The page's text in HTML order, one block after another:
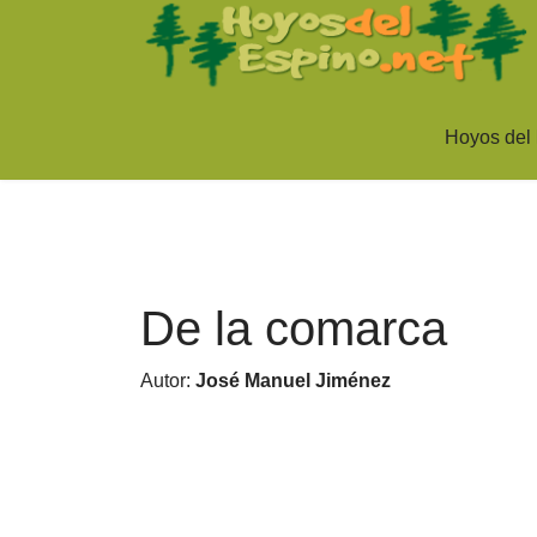
Hoyos del
De la comarca
Autor: José Manuel Jiménez